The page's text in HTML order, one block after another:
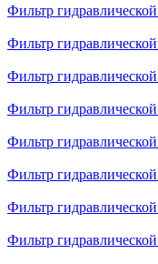
Фильтр
Фильтр
Фильтр
Фильтр
Фильтр
Фильтр
Фильтр
Фильтр